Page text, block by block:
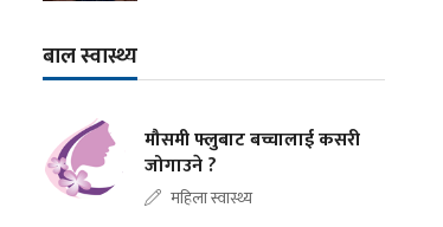
बाल स्वास्थ्य
मौसमी फ्लुबाट बच्चालाई कसरी
जोगाउने ?
महिला स्वास्थ्य